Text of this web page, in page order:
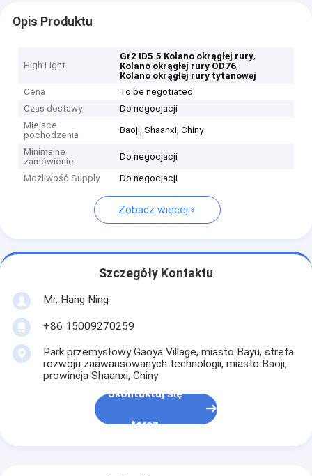
Opis Produktu
High Light
Gr2 ID5.5 Kolano okrągłej rury,
Kolano okrągłej rury OD76,
Kolano okrągłej rury tytanowej
Cena
To be negotiated
Czas dostawy
Do negocjacji
Miejsce
pochodzenia
Baoji, Shaanxi, Chiny
Minimalne
zamówienie
Do negocjacji
Możliwość Supply Do negocjacji
Zobacz więcej
Szczegóły Kontaktu
Mr. Hang Ning
+86 15009270259
Park przemysłowy Gaoya Village, miasto Bayu, strefa
rozwoju zaawansowanych technologii, miasto Baoji,
prowincja Shaanxi, Chiny
Skontaktuj się
teraz